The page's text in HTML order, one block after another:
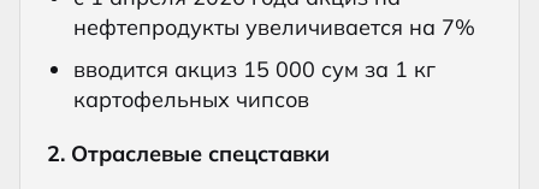
нефтепродукты увеличивается на 7%
вводится акциз 15 000 сум за 1 кг
картофельных чипсов
2. Отраслевые спецставки